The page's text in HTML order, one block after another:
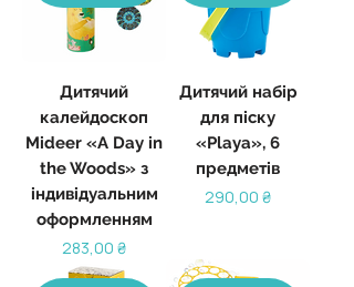
Дитячий
калейдоскоп
Mideer «A Day in
the Woods» з
індивідуальним
оформленням
Ціна
283,00 ₴
Дитячий набір
для піску
«Playa», 6
предметів
Ціна
290,00 ₴